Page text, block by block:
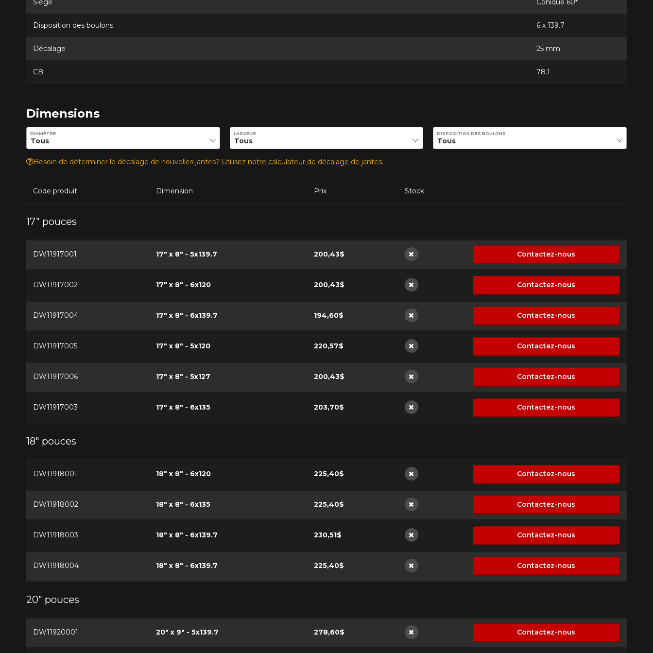
Siège Conique 60*
Disposition des boulons 6 x 139.7
Décalage 25 mm
CB 78.1
Dimensions
Entrez les dimensions souhaitées pour vérifier la disponibilité de ce produit.
DIAMÈTRE LARGEUR DISPOSITION DES BOULONS
Besoin de déterminer le décalage de nouvelles jantes? Utilisez notre calculateur de décalage de jantes.
Code produit Dimension Prix Stock
17" pouces
DW11917001 17" x 8" - 5x139.7 200,43$
Non disponible
Contactez-nous
DW11917002 17" x 8" - 6x120 200,43$
Non disponible
Contactez-nous
DW11917004 17" x 8" - 6x139.7 194,60$
Non disponible
Contactez-nous
DW11917005 17" x 8" - 5x120 220,57$
Non disponible
Contactez-nous
DW11917006 17" x 8" - 5x127 200,43$
Non disponible
Contactez-nous
DW11917003 17" x 8" - 6x135 203,70$
Non disponible
Contactez-nous
18" pouces
DW11918001 18" x 8" - 6x120 225,40$
Non disponible
Contactez-nous
DW11918002 18" x 8" - 6x135 225,40$
Non disponible
Contactez-nous
DW11918003 18" x 8" - 6x139.7 230,51$
Non disponible
Contactez-nous
DW11918004 18" x 8" - 6x139.7 225,40$
Non disponible
Contactez-nous
20" pouces
DW11920001 20" x 9" - 5x139.7 278,60$
Non disponible
Contactez-nous